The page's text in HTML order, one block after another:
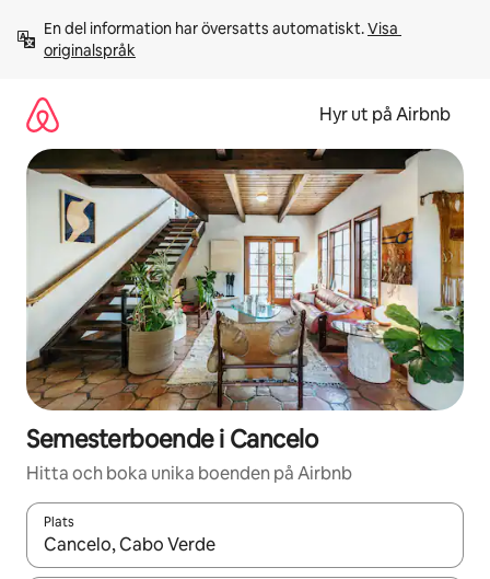
innehåll
En del information har översatts automatiskt. Visa
originalspråk
Hyr ut på Airbnb
Semesterboende i Cancelo
Hitta och boka unika boenden på Airbnb
Plats
När resultaten är tillgängliga kan du navigera med upp- och